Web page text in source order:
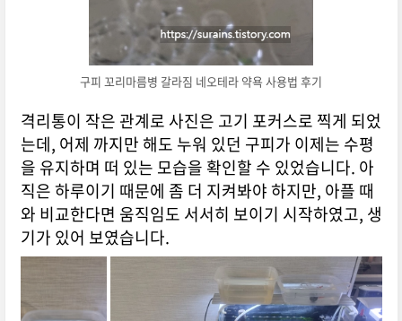
구피 꼬리마름병 갈라짐 네오테라 약욕 사용법 후기
격리통이 작은 관계로 사진은 고기 포커스로 찍게 되었
는데, 어제 까지만 해도 누워 있던 구피가 이제는 수평
을 유지하며 떠 있는 모습을 확인할 수 있었습니다. 아
직은 하루이기 때문에 좀 더 지켜봐야 하지만, 아플 때
와 비교한다면 움직임도 서서히 보이기 시작하였고, 생
기가 있어 보였습니다.